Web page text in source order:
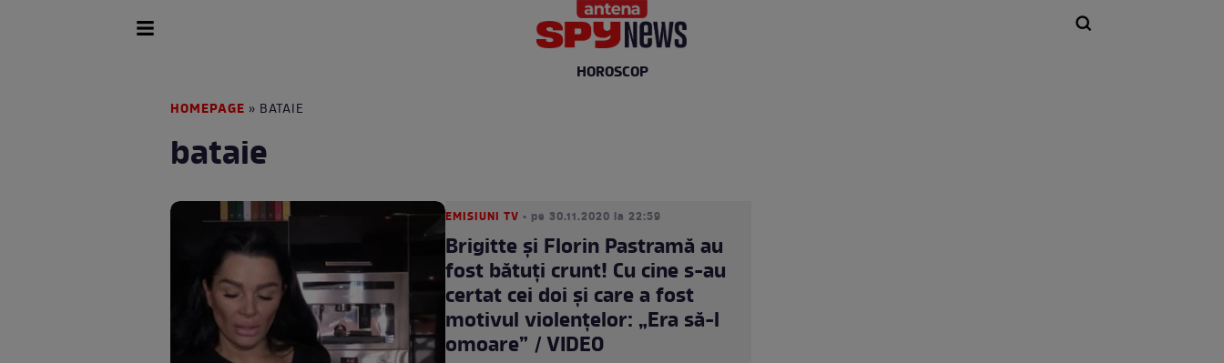
HOROSCOP
HOMEPAGE » BATAIE
bataie
EMISIUNI TV • pe 30.11.2020 la 22:59
Brigitte și Florin Pastramă au
fost bătuți crunt! Cu cine s-au
certat cei doi și care a fost
motivul violențelor: „Era să-l
omoare” / VIDEO